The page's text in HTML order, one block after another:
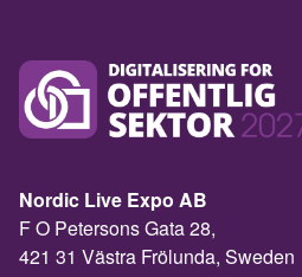
Nordic Live Expo AB
F O Petersons Gata 28,
421 31 Västra Frölunda, Sweden